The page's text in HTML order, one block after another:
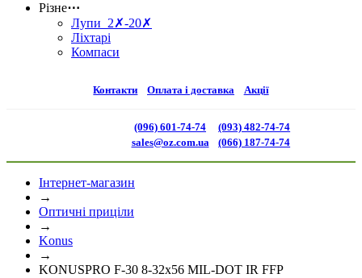
Різне⋯
Лупи 2✗-20✗
Ліхтарі
Компаси
Контакти Оплата і доставка Акції
(096) 601-74-74
sales@oz.com.ua
(093) 482-74-74
(066) 187-74-74
Інтернет-магазин
→
Оптичні приціли
→
Konus
→
KONUSPRO F-30 8-32x56 MIL-DOT IR FFP